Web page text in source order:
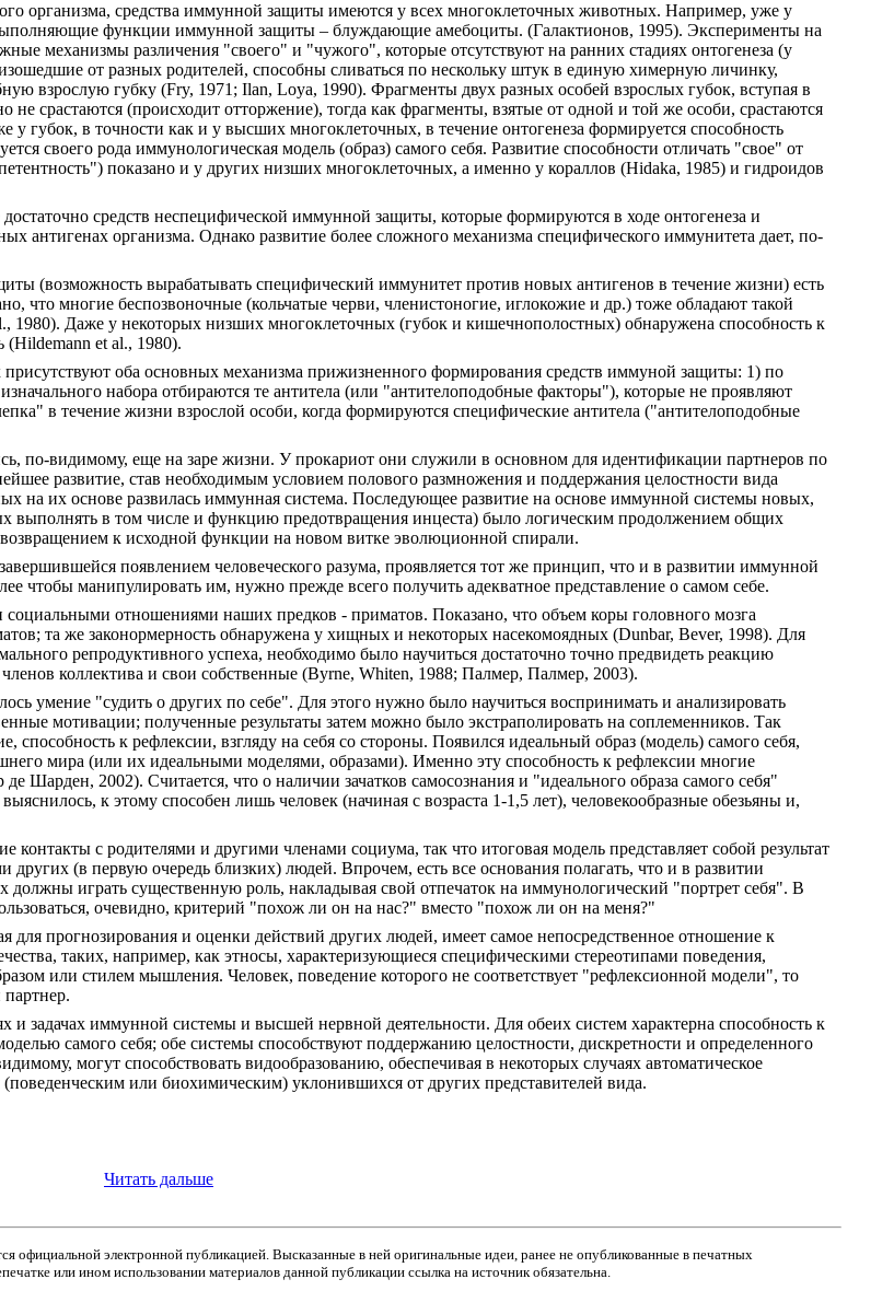
организма, средства иммунной защиты имеются у всех многоклеточных животных. Например, уже у
функции иммунной защиты – блуждающие амебоциты. (Галактионов, 1995). Эксперименты на
механизмы различения "своего" и "чужого", которые отсутствуют на ранних стадиях онтогенеза (у
от разных родителей, способны сливаться по нескольку штук в единую химерную личинку,
взрослую губку (Fry, 1971; Ilan, Loya, 1990). Фрагменты двух разных особей взрослых губок, вступая в
срастаются (происходит отторжение), тогда как фрагменты, взятые от одной и той же особи, срастаются
губок, в точности как и у высших многоклеточных, в течение онтогенеза формируется способность
своего рода иммунологическая модель (образ) самого себя. Развитие способности отличать "свое" от
показано и у других низших многоклеточных, а именно у кораллов (Hidaka, 1985) и гидроидов
средств неспецифической иммунной защиты, которые формируются в ходе онтогенеза и
антигенах организма. Однако развитие более сложного механизма специфического иммунитета дает, по-
(возможность вырабатывать специфический иммунитет против новых антигенов в течение жизни) есть
что многие беспозвоночные (кольчатые черви, членистоногие, иглокожие и др.) тоже обладают такой
1980). Даже у некоторых низших многоклеточных (губок и кишечнополостных) обнаружена способность к
et al., 1980).
оба основных механизма прижизненного формирования средств иммуной защиты: 1) по
набора отбираются те антитела (или "антителоподобные факторы"), которые не проявляют
в течение жизни взрослой особи, когда формируются специфические антитела ("антителоподобные
по-видимому, еще на заре жизни. У прокариот они служили в основном для идентификации партнеров по
развитие, став необходимым условием полового размножения и поддержания целостности вида
на их основе развилась иммунная система. Последующее развитие на основе иммунной системы новых,
выполнять в том числе и функцию предотвращения инцеста) было логическим продолжением общих
к исходной функции на новом витке эволюционной спирали.
появлением человеческого разума, проявляется тот же принцип, что и в развитии иммунной
чтобы манипулировать им, нужно прежде всего получить адекватное представление о самом себе.
отношениями наших предков - приматов. Показано, что объем коры головного мозга
та же законормерность обнаружена у хищных и некоторых насекомоядных (Dunbar, Bever, 1998). Для
репродуктивного успеха, необходимо было научиться достаточно точно предвидеть реакцию
коллектива и свои собственные (Byrne, Whiten, 1988; Палмер, Палмер, 2003).
умение "судить о других по себе". Для этого нужно было научиться воспринимать и анализировать
мотивации; полученные результаты затем можно было экстраполировать на соплеменников. Так
способность к рефлексии, взгляду на себя со стороны. Появился идеальный образ (модель) самого себя,
мира (или их идеальными моделями, образами). Именно эту способность к рефлексии многие
Шарден, 2002). Считается, что о наличии зачатков самосознания и "идеального образа самого себя"
к этому способен лишь человек (начиная с возраста 1-1,5 лет), человекообразные обезьяны и,
с родителями и другими членами социума, так что итоговая модель представляет собой результат
других (в первую очередь близких) людей. Впрочем, есть все основания полагать, что и в развитии
играть существенную роль, накладывая свой отпечаток на иммунологический "портрет себя". В
очевидно, критерий "похож ли он на нас?" вместо "похож ли он на меня?"
для прогнозирования и оценки действий других людей, имеет самое непосредственное отношение к
таких, например, как этносы, характеризующиеся специфическими стереотипами поведения,
или стилем мышления. Человек, поведение которого не соответствует "рефлексионной модели", то
задачах иммунной системы и высшей нервной деятельности. Для обеих систем характерна способность к
самого себя; обе системы способствуют поддержанию целостности, дискретности и определенного
могут способствовать видообразованию, обеспечивая в некоторых случаях автоматическое
или биохимическим) уклонившихся от других представителей вида.
Читать дальше
официальной электронной публикацией. Высказанные в ней оригинальные идеи, ранее не опубликованные в печатных
или ином использовании материалов данной публикации ссылка на источник обязательна.